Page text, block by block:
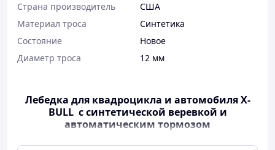
Страна производитель
США
Материал троса
Синтетика
Состояние
Новое
Диаметр троса
12 мм
Лебедка для квадроцикла и автомобиля X-
BULL с синтетической веревкой и
автоматическим тормозом
Купить лебедку для квадроцикла и автомобиля X-BULL с